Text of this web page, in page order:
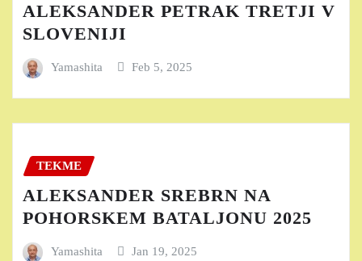
ALEKSANDER PETRAK TRETJI V
SLOVENIJI
Yamashita Feb 5, 2025
TEKME
ALEKSANDER SREBRN NA
POHORSKEM BATALJONU 2025
Yamashita Jan 19, 2025